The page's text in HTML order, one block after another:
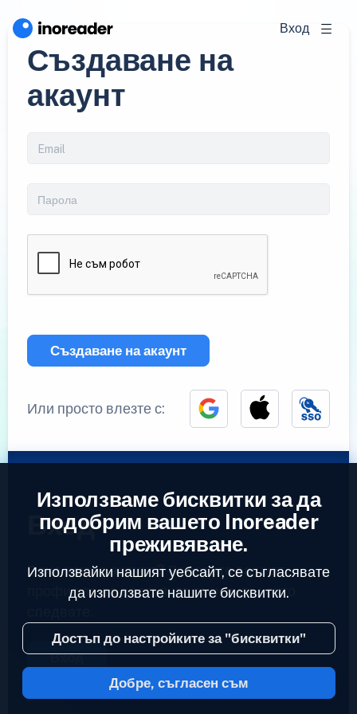
Вход
Създаване на
акаунт
Създаване на акаунт
Или просто влезте с:
Вход
Вече имате акаунт?Въведете вашият
профил за да достъпите емисиите които
Вход
2023 © Inoreader
Използваме бисквитки за да
подобрим вашето Inoreader
преживяване.
Използвайки нашият уебсайт, се съгласявате
да използвате нашите бисквитки.
Достъп до настройките за "бисквитки"
Добре, съгласен съм